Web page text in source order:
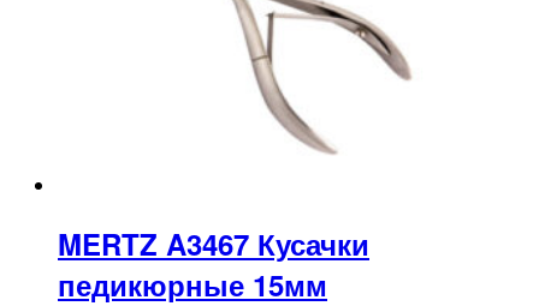
MERTZ A3467 Кусачки
педикюрные 15мм